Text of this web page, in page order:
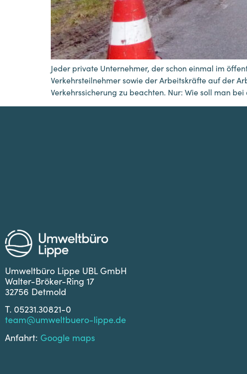
Jeder private Unternehmer, der schon einmal im
Verkehrsteilnehmer sowie der Arbeitskräfte auf der
Verkehrssicherung zu beachten. Nur: Wie soll man
Umweltbüro Lippe UBL GmbH
Walter-Bröker-Ring 17
32756 Detmold
T. 05231.30821-0
team@umweltbuero-lippe.de
Anfahrt: Google maps